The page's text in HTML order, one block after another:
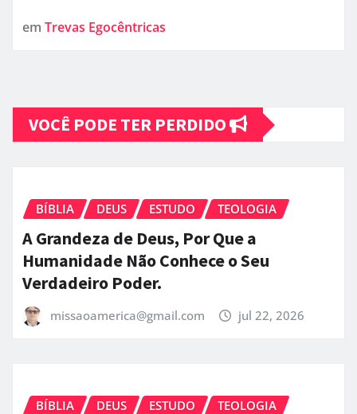
em Trevas Egocêntricas
VOCÊ PODE TER PERDIDO
BÍBLIA DEUS ESTUDO TEOLOGIA
A Grandeza de Deus, Por Que a
Humanidade Não Conhece o Seu
Verdadeiro Poder.
missaoamerica@gmail.com jul 22, 2026
BÍBLIA DEUS ESTUDO TEOLOGIA